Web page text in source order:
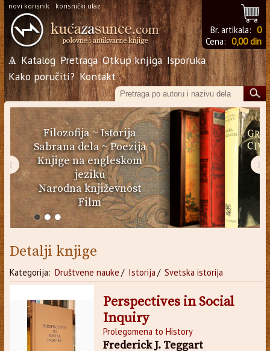
novi korisnik korisnički ulaz
Br. artikala: 0
Cena: 0,00 din
Ѧ Katalog Pretraga Otkup knjiga Isporuka
Kako poručiti? Kontakt
Filozofija~Istorija
Sabrana dela~Poezija
Knjige na engleskom
jeziku
Narodna književnost
Film
‹ ›
Detalji knjige
Kategorija: Društvene nauke / Istorija/ Svetska istorija
Perspectives in Social
Inquiry
Prolegomena to History
Frederick J. Teggart